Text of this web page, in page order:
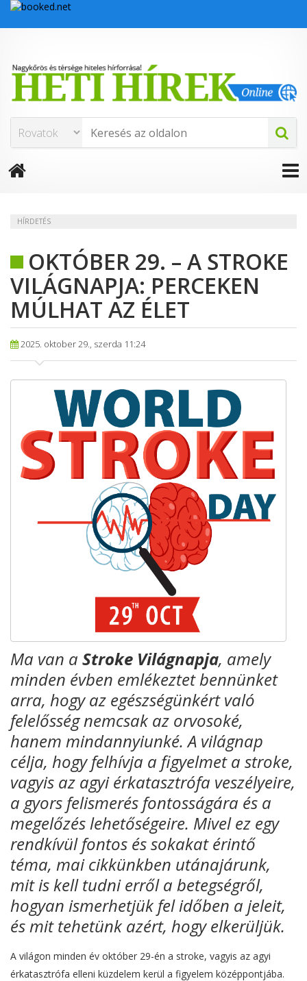
HÍRDETÉS
OKTÓBER 29. – A STROKE
VILÁGNAPJA: PERCEKEN
MÚLHAT AZ ÉLET
2025. oktober 29., szerda 11:24
Ma van a Stroke Világnapja, amely
minden évben emlékeztet bennünket
arra, hogy az egészségünkért való
felelősség nemcsak az orvosoké,
hanem mindannyiunké. A világnap
célja, hogy felhívja a figyelmet a stroke,
vagyis az agyi érkatasztrófa veszélyeire,
a gyors felismerés fontosságára és a
megelőzés lehetőségeire. Mivel ez egy
rendkívül fontos és sokakat érintő
téma, mai cikkünkben utánajárunk,
mit is kell tudni erről a betegségről,
hogyan ismerhetjük fel időben a jeleit,
és mit tehetünk azért, hogy elkerüljük.
A világon minden év október 29-én a stroke, vagyis az agyi
érkatasztrófa elleni küzdelem kerül a figyelem középpontjába.